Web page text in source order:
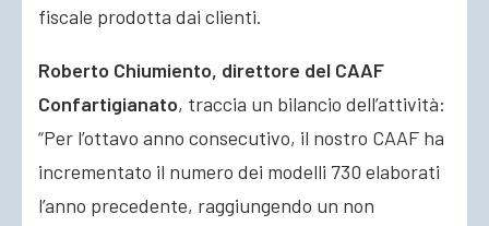
fiscale prodotta dai clienti.
Roberto Chiumiento, direttore del CAAF
Confartigianato, traccia un bilancio dell’attività:
“Per l’ottavo anno consecutivo, il nostro CAAF ha
incrementato il numero dei modelli 730 elaborati
l’anno precedente, raggiungendo un non